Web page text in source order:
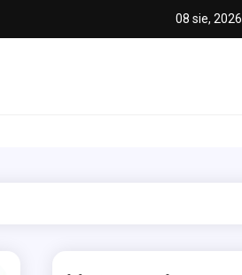
08 sie, 2026